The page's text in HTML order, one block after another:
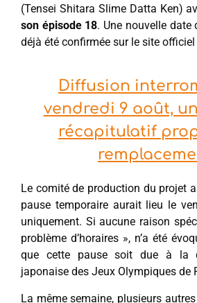
(Tensei Shitara Slime Datta Ken)
son épisode 18. Une nouvelle date
déjà été confirmée sur le site officiel
Diffusion
vendredi 9 août,
récapitulatif
Le comité de production du projet
pause temporaire aurait lieu le
uniquement. Si aucune raison
problème d’horaires », n’a été
que cette pause soit due à la
japonaise des Jeux Olympiques de
La même semaine, plusieurs